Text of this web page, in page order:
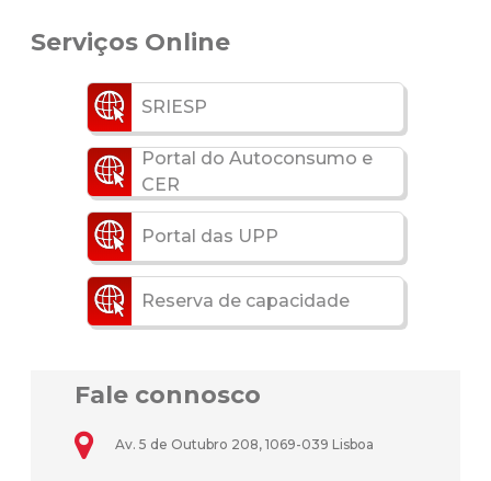
Serviços Online
SRIESP
Portal do Autoconsumo e
CER
Portal das UPP
Reserva de capacidade
Fale connosco
Av. 5 de Outubro 208, 1069-039 Lisboa